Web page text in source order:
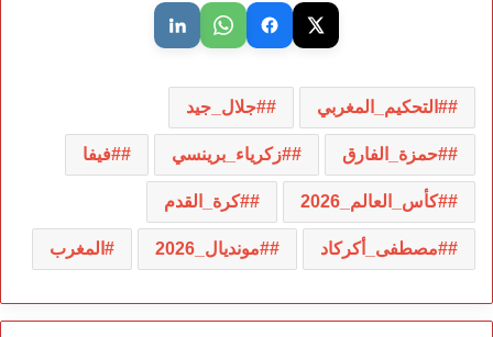
#التحكيم_المغربي #جلال_جيد
#حمزة_الفارق #زكرياء_برينسي #فيفا
#كأس_العالم_2026 #كرة_القدم
#مصطفى_أكركاد #مونديال_2026 المغرب